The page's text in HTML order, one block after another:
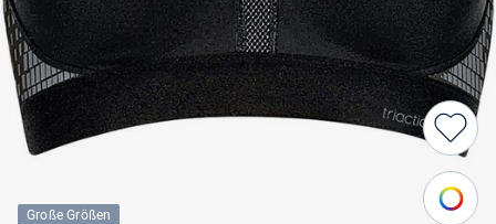
Große Größen